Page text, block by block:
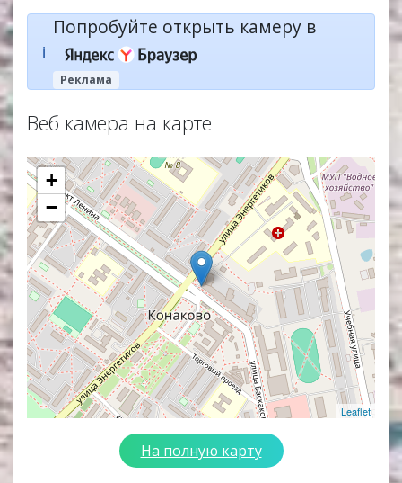
ℹ️
Попробуйте открыть камеру в
Реклама
Веб камера на карте
+
−
Leaflet
На полную карту